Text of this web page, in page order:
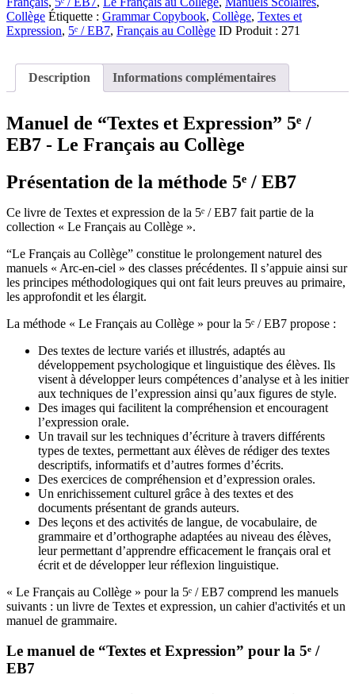
Expression”
Textbook
Collège Étiquette : Grammar Copybook, Collège, Textes et
Expression, 5ᵉ / EB7, Français au Collège ID Produit : 271
Description Informations complémentaires
Manuel de “Textes et Expression” 5ᵉ /
EB7 - Le Français au Collège
Présentation de la méthode 5ᵉ / EB7
Ce livre de Textes et expression de la 5ᵉ / EB7 fait partie de la
collection « Le Français au Collège ».
“Le Français au Collège” constitue le prolongement naturel des
manuels « Arc-en-ciel » des classes précédentes. Il s’appuie ainsi sur
les principes méthodologiques qui ont fait leurs preuves au primaire,
les approfondit et les élargit.
La méthode « Le Français au Collège » pour la 5ᵉ / EB7 propose :
Des textes de lecture variés et illustrés, adaptés au
développement psychologique et linguistique des élèves. Ils
visent à développer leurs compétences d’analyse et à les initier
aux techniques de l’expression ainsi qu’aux figures de style.
Des images qui facilitent la compréhension et encouragent
l’expression orale.
Un travail sur les techniques d’écriture à travers différents
types de textes, permettant aux élèves de rédiger des textes
descriptifs, informatifs et d’autres formes d’écrits.
Des exercices de compréhension et d’expression orales.
Un enrichissement culturel grâce à des textes et des
documents présentant de grands auteurs.
Des leçons et des activités de langue, de vocabulaire, de
grammaire et d’orthographe adaptées au niveau des élèves,
leur permettant d’apprendre efficacement le français oral et
écrit et de développer leur réflexion linguistique.
« Le Français au Collège » pour la 5ᵉ / EB7 comprend les manuels
suivants : un livre de Textes et expression, un cahier d'activités et un
manuel de grammaire.
Le manuel de “Textes et Expression” pour la 5ᵉ /
EB7